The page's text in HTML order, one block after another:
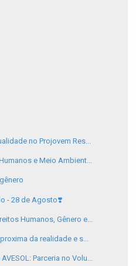
no Projovem Res...
e Meio Ambient...
- 28 de Agosto❣️
Humanos, Gênero e...
da realidade e s...
Parceria no Volu...